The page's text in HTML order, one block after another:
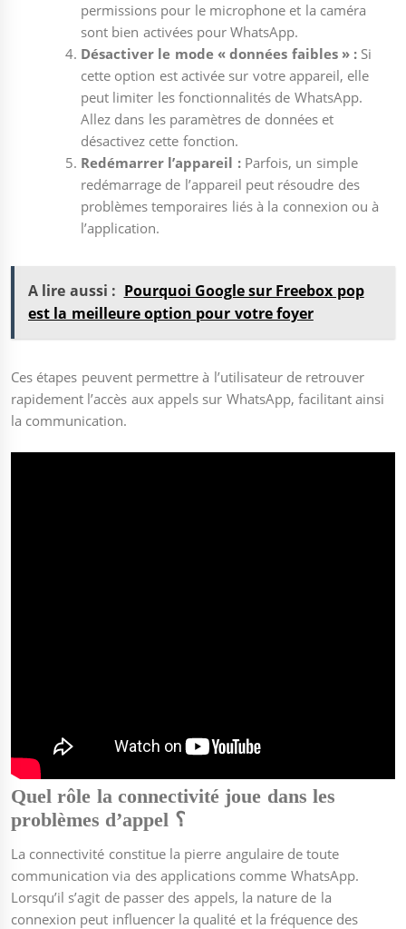
permissions pour le microphone et la caméra
sont bien activées pour WhatsApp.
Désactiver le mode « données faibles » : Si
cette option est activée sur votre appareil, elle
peut limiter les fonctionnalités de WhatsApp.
Allez dans les paramètres de données et
désactivez cette fonction.
Redémarrer l’appareil :Parfois, un simple
redémarrage de l’appareil peut résoudre des
problèmes temporaires liés à la connexion ou à
l’application.
A lire aussi : Pourquoi Google sur Freebox pop
est la meilleure option pour votre foyer
Ces étapes peuvent permettre à l’utilisateur de retrouver
rapidement l’accès aux appels sur WhatsApp, facilitant ainsi
la communication.
Quel rôle la connectivité joue dans les
problèmes d’appel ؟
La connectivité constitue la pierre angulaire de toute
communication via des applications comme WhatsApp.
Lorsqu’il s’agit de passer des appels, la nature de la
connexion peut influencer la qualité et la fréquence des